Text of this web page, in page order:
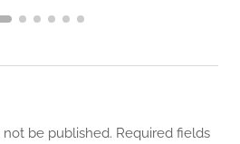
be published. Required fields